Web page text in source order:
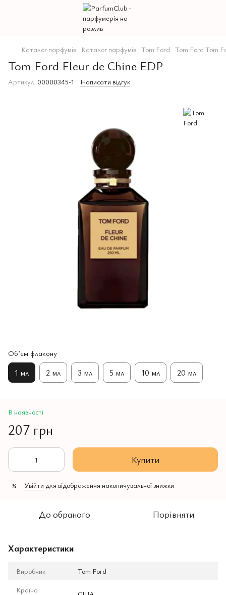
Каталог парфумів Каталог парфумів Tom Ford Tom Ford Tom
Tom Ford Fleur de Chine EDP
Артикул: 00000345-1 Написати відгук
Обʼєм флакону
1 мл 2 мл 3 мл 5 мл 10 мл 20 мл
В наявності
207 грн
Купити
% Увійти для відображення накопичувальної знижки
До обраного Порівняти
Характеристики
Виробник
Tom Ford
Країна